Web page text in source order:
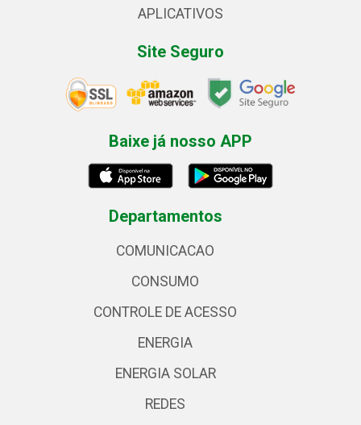
APLICATIVOS
Site Seguro
Baixe já nosso APP
Departamentos
COMUNICACAO
CONSUMO
CONTROLE DE ACESSO
ENERGIA
ENERGIA SOLAR
REDES